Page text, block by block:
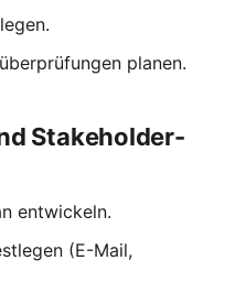
planen.
Stakeholder-
entwickeln.
(E-Mail,